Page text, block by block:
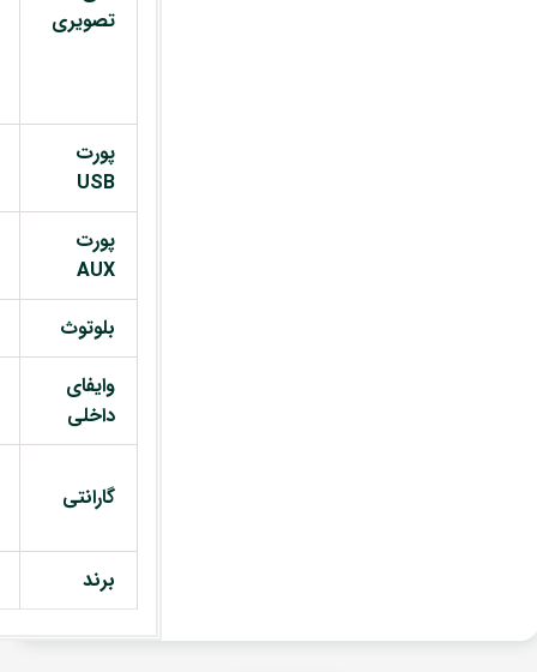
تصویری
پورت
USB
پورت
AUX
بلوتوث
وایفای
داخلی
گارانتی
برند